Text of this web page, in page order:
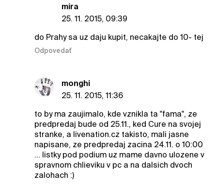
mira
25. 11. 2015, 09:39
do Prahy sa uz daju kupit, necakajte do 10- tej
Odpovedať
monghi
25. 11. 2015, 11:36
to by ma zaujimalo, kde vznikla ta "fama", ze
predpredaj bude od 25.11., ked Cure na svojej
stranke, a livenation.cz takisto, mali jasne
napisane, ze predpredaj zacina 24.11. o 10:00
... listky pod podium uz mame davno ulozene v
spravnom chlieviku v pc a na dalsich dvoch
zalohach :)